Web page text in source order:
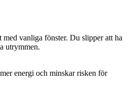
vanliga fönster. Du slipper att ha
utrymmen.
energi och minskar risken för